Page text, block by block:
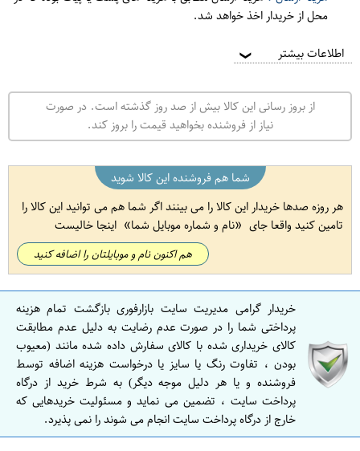
محل از خریدار اخذ خواهد شد.
اطلاعات بیشتر ❯
از بروز رسانی این کالا بیش از صد روز گذشته است. در صورت
نیاز از فروشنده بخواهید قیمت را بروز کند.
شما هم فروشنده این کالا شوید
هر روزه صدها خریدار این کالا را می بینند اگر شما هم می توانید این کالا را
تامین کنید واقعا جای
نام و شماره موبایل شما اینجا خالیست
هم اکنون نام و موبایلتان را اضافه کنید
خریدار گرامی مدیریت سایت بازارفوری بازگشت تمام هزینه
پرداختی شما را در صورت عدم رضایت به دلیل عدم مطابقت
کالای خریداری شده با کالای سفارش داده شده مانند (معیوب
بودن ، تفاوت رنگ یا سایز یا درخواست هزینه اضافه توسط
فروشنده و یا هر دلیل موجه دیگر) به شرط خرید از درگاه
پرداخت سایت ، تضمین می نماید و مسئولیت خریدهایی که
خارج از درگاه پرداخت سایت انجام می شوند را نمی پذیرد.